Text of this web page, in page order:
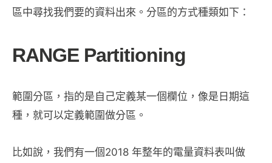
區中尋找我們要的資料出來。分區的方式種類如下：
RANGE Partitioning
範圍分區，指的是自己定義某一個欄位，像是日期這
種，就可以定義範圍做分區。
比如說，我們有一個2018 年整年的電量資料表叫做